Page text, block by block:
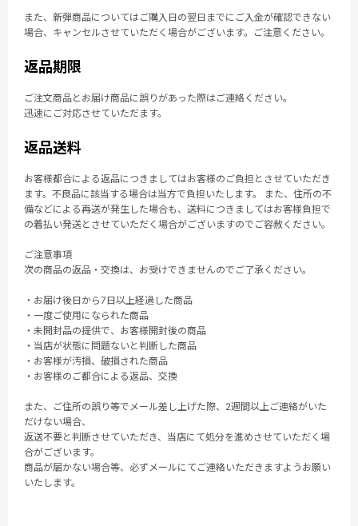
また、新弾商品についてはご購入日の翌日までにご入金が確認できない
場合、キャンセルさせていただく場合がございます。ご注意ください。
返品期限
ご注文商品とお届け商品に誤りがあった際はご連絡ください。
迅速にご対応させていただます。
返品送料
お客様都合による返品につきましてはお客様のご負担とさせていただき
ます。不良品に該当する場合は当方で負担いたします。 また、住所の不
備などによる再送が発生した場合も、送料につきましてはお客様負担で
の着払い発送とさせていただく場合がございますのでご容赦ください。
ご注意事項
次の商品の返品・交換は、お受けできませんのでご了承ください。
・お届け後日から7日以上経過した商品
・一度ご使用になられた商品
・未開封品の提供で、お客様開封後の商品
・当店が状態に問題ないと判断した商品
・お客様が汚損、破損された商品
・お客様のご都合による返品、交換
また、ご住所の誤り等でメール差し上げた際、2週間以上ご連絡がいた
だけない場合、
返送不要と判断させていただき、当店にて処分を進めさせていただく場
合がございます。
商品が届かない場合等、必ずメールにてご連絡いただきますようお願い
いたします。